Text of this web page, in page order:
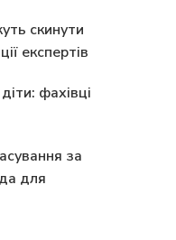
скинути
експертів
фахівці
за
для